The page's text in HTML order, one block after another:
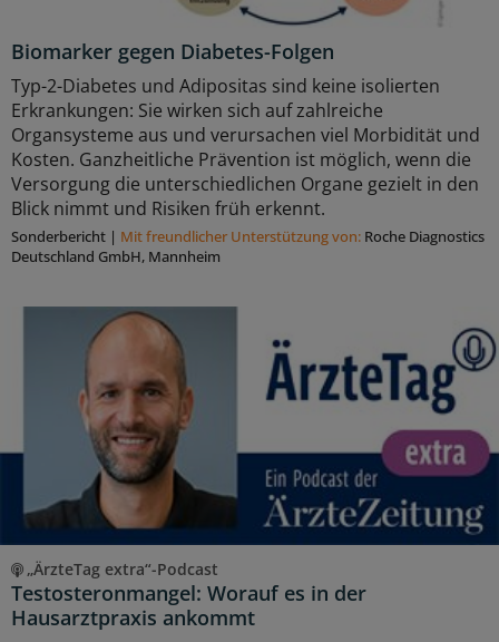
Biomarker gegen Diabetes-Folgen
Typ-2-Diabetes und Adipositas sind keine isolierten
Erkrankungen: Sie wirken sich auf zahlreiche
Organsysteme aus und verursachen viel Morbidität und
Kosten. Ganzheitliche Prävention ist möglich, wenn die
Versorgung die unterschiedlichen Organe gezielt in den
Blick nimmt und Risiken früh erkennt.
Sonderbericht | Mit freundlicher Unterstützung von: Roche Diagnostics
Deutschland GmbH, Mannheim
„ÄrzteTag extra“-Podcast
Testosteronmangel: Worauf es in der
Hausarztpraxis ankommt